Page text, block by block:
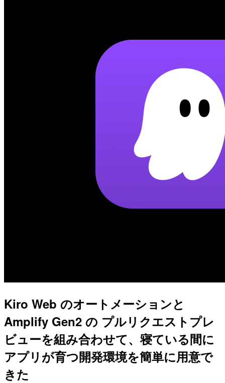
Kiro Web のオートメーションと
Amplify Gen2 の プルリクエストプレ
ビューを組み合わせて、寝ている間に
アプリが育つ開発環境を簡単に用意で
きた